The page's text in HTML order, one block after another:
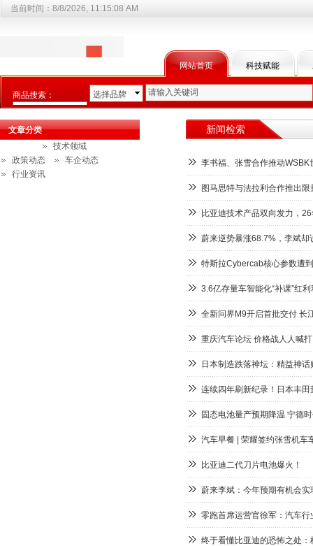
网站首页 科技赋能
当前时间： 8/8/2026, 11:15:08 AM
商品搜索：
选择商品分类
选择品牌
新闻检索
李书福、张雪合作推动
图马思特与法拉利合作推出
比亚迪技术产品双向发力，
蔚来逆势暴涨68.7%，李斌却
特斯拉Cybercab核心参数遭
3.6亿存量车智能化“补课”红
全新问界M9开启首批交付 长
重庆汽车论坛 价格战人人喊
日本制造跌落神坛：精益神
连续四年刷新纪录！日本丰
固态电池量产预期降温 宁德
汽车早餐 | 荣耀签约张雪机车
比亚迪二代刀片电池爆火！
蔚来李斌：今年预期有机会
零跑首席运营官徐军：汽车
终于看懂比亚迪的恐怖之处
文章分类
技术领域
政策动态
车企动态
行业资讯